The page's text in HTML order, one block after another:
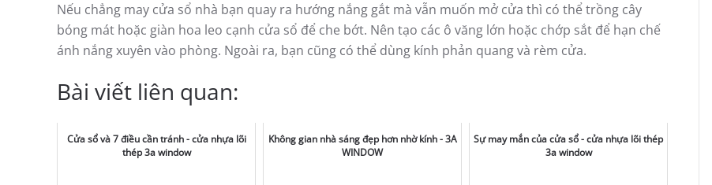
Nếu chẳng may cửa sổ nhà bạn quay ra hướng nắng gắt mà vẫn muốn mở cửa thì có thể trồng cây
bóng mát hoặc giàn hoa leo cạnh cửa sổ để che bớt. Nên tạo các ô văng lớn hoặc chớp sắt để hạn chế
ánh nắng xuyên vào phòng. Ngoài ra, bạn cũng có thể dùng kính phản quang và rèm cửa.
Bài viết liên quan:
Cửa sổ và 7 điều cần tránh - cửa nhựa lõi
thép 3a window
Không gian nhà sáng đẹp hơn nhờ kính - 3A
WINDOW
Sự may mắn của cửa sổ - cửa nhựa lõi thép
3a window